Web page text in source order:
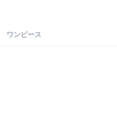
ワンピース